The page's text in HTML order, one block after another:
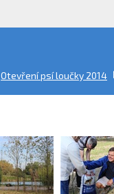
Otevření psí loučky 2014